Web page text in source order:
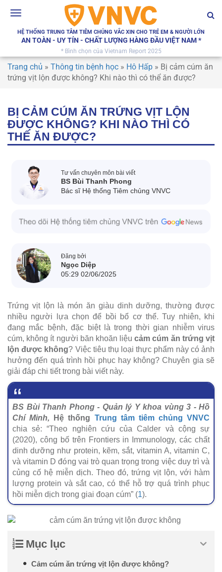
Toggle
HỆ THỐNG TRUNG TÂM TIÊM CHỦNG VẮC XIN CHO TRẺ EM & NGƯỜI LỚN
AN TOÀN - UY TÍN - CHẤT LƯỢNG HÀNG ĐẦU VIỆT NAM *
* Bình chọn của Vietnam Report 2025
Trang chủ » Thông tin bệnh học » Hô Hấp » Bị cảm cúm ăn
trứng vịt lộn được không? Khi nào thì có thể ăn được?
BỊ CẢM CÚM ĂN TRỨNG VỊT LỘN
ĐƯỢC KHÔNG? KHI NÀO THÌ CÓ
THỂ ĂN ĐƯỢC?
Tư vấn chuyên môn bài viết
BS Bùi Thanh Phong
Bác sĩ Hệ thống Tiêm chủng VNVC
Đăng bởi
Ngọc Diệp
05:29 02/06/2025
Trứng vịt lộn là món ăn giàu dinh dưỡng, thường được
nhiều người lựa chọn để bồi bổ cơ thể. Tuy nhiên, khi
đang mắc bệnh, đặc biệt là trong thời gian nhiễm virus
cúm, không ít người băn khoăn liệucảm cúm ăn trứng vịt
lộn được không? Việc tiêu thụ loại thực phẩm này có ảnh
hưởng đến quá trình hồi phục hay không? Chuyên gia sẽ
giải đáp chi tiết trong bài viết này.
BS Bùi Thanh Phong - Quản lý Y khoa vùng 3 - Hồ
Chí Minh, Hệ thống Trung tâm tiêm chủng VNVC
chia sẻ: “Theo nghiên cứu của Calder và cộng sự
(2020), công bố trên Frontiers in Immunology, các chất
dinh dưỡng như protein, kẽm, sắt, vitamin A, vitamin C,
và vitamin D đóng vai trò quan trọng trong việc duy trì và
củng cố hệ miễn dịch. Theo đó, trứng vịt lộn, với hàm
lượng protein và sắt cao, có thể hỗ trợ quá trình phục
hồi miễn dịch trong giai đoạn cúm” (1).
Mục lục
Cảm cúm ăn trứng vịt lộn được không?